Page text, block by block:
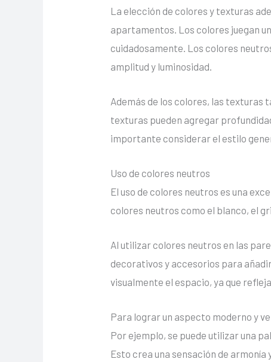
La elección de colores y texturas
apartamentos. Los colores juegan
cuidadosamente. Los colores
amplitud y luminosidad.
Además de los colores, las texturas
texturas pueden agregar
importante considerar el estilo
Uso de colores neutros
El uso de colores neutros es una
colores neutros como el blanco, el
Al utilizar colores neutros en las
decorativos y accesorios para
visualmente el espacio, ya que
Para lograr un aspecto moderno y
Por ejemplo, se puede utilizar una
Esto crea una sensación de armonía